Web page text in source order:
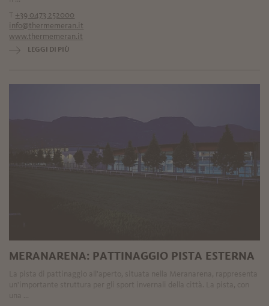
+39 0473 252000
info@thermemeran.it
www.thermemeran.it
LEGGI DI PIÙ
MERANARENA: PATTINAGGIO PISTA ESTERNA